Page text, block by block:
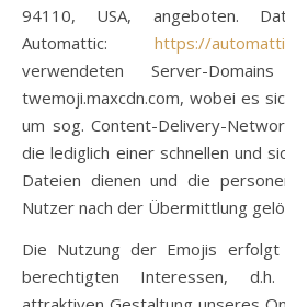
94110, USA, angeboten.
Automattic: https://
verwendeten Server-
twemoji.maxcdn.com, wobei es
um sog. Content-Delivery-
die lediglich einer schnellen und
Dateien dienen und die
Nutzer nach der Übermittlung
Die Nutzung der Emojis erfolgt
berechtigten Interessen,